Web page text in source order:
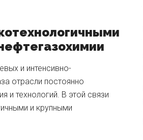
и интенсивно-
отрасли постоянно
и технологий. В этой связи
и крупными